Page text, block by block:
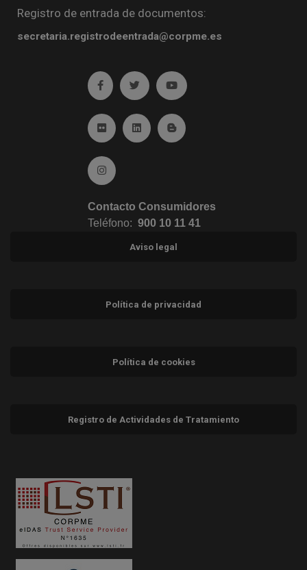
Registro de entrada de documentos:
secretaria.registrodeentrada@corpme.es
Ir a facebook (abre en ventana nueva)
Ir a twitter (abre en ventana nueva)
Ir a YouTube (abre en
Ir a Flickr (abre en ventana nueva)
Ir a Linkedin (abre en ventana nueva)
Ir al Blog (abre en ventana
Ir a Instagram (abre en ventana nueva)
Contacto Consumidores
Teléfono: 900 10 11 41
Aviso legal
Política de privacidad
Política de cookies
Registro de Actividades de Tratamiento